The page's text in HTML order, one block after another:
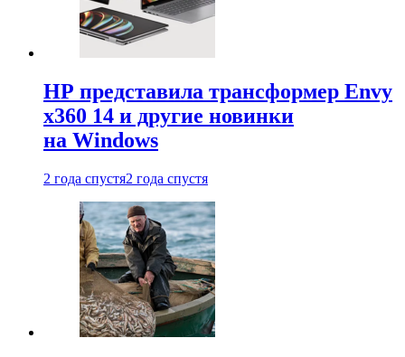
HP представила трансформер Envy
x360 14 и другие новинки
на Windows
2 года спустя2 года спустя